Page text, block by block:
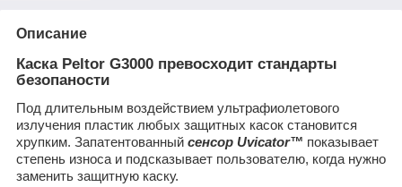
Описание
Каска Peltor G3000 превосходит стандарты
безопаности
Под длительным воздействием ультрафиолетового
излучения пластик любых защитных касок становится
хрупким. Запатентованный сенсор Uvicator™ показывает
степень износа и подсказывает пользователю, когда нужно
заменить защитную каску.